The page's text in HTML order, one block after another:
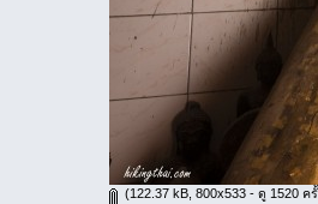
(122.37 kB, 800x533 - ดู 1520 ค